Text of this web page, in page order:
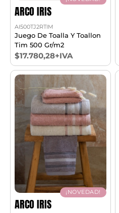
ARCO IRIS
AI500TJ2RTIM
Juego De Toalla Y Toallon
Tim 500 Gr/m2
$17.780,28+IVA
¡NOVEDAD!
ARCO IRIS